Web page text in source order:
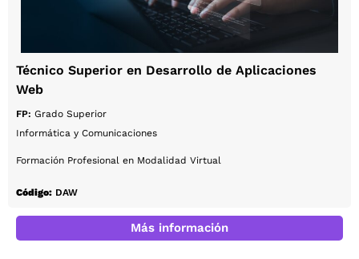
Técnico Superior en Desarrollo de Aplicaciones
Web
FP: Grado Superior
Informática y Comunicaciones
Formación Profesional en Modalidad Virtual
Código: DAW
Más información